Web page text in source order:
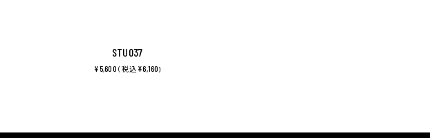
STU037
¥5,600 （ 税込 ¥6,160)